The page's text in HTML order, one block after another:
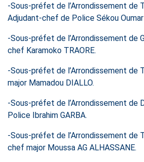
-Sous-préfet de l’Arrondissement de
Adjudant-chef de Police Sékou Oumar
-Sous-préfet de l’Arrondissement de
chef Karamoko TRAORE.
-Sous-préfet de l’Arrondissement de
major Mamadou DIALLO.
-Sous-préfet de l’Arrondissement de
Police Ibrahim GARBA.
-Sous-préfet de l’Arrondissement de
chef major Moussa AG ALHASSANE.